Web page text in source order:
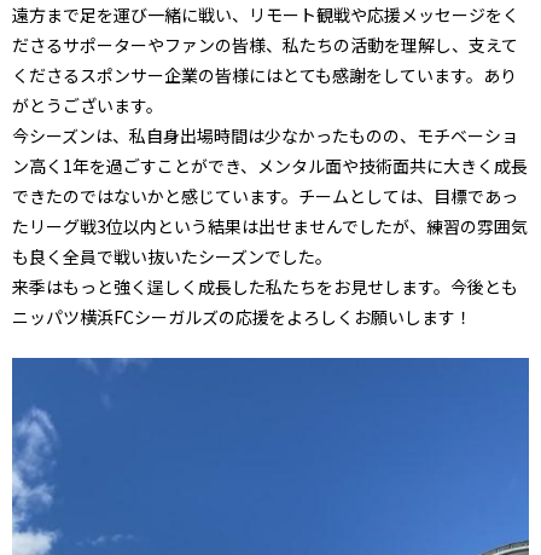
遠方まで足を運び一緒に戦い、リモート観戦や応援メッセージをく
ださるサポーターやファンの皆様、私たちの活動を理解し、支えて
くださるスポンサー企業の皆様にはとても感謝をしています。あり
がとうございます。
今シーズンは、私自身出場時間は少なかったものの、モチベーショ
ン高く1年を過ごすことができ、メンタル面や技術面共に大きく成長
できたのではないかと感じています。チームとしては、目標であっ
たリーグ戦3位以内という結果は出せませんでしたが、練習の雰囲気
も良く全員で戦い抜いたシーズンでした。
来季はもっと強く逞しく成長した私たちをお見せします。今後とも
ニッパツ横浜FCシーガルズの応援をよろしくお願いします！